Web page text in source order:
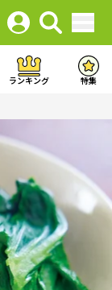
ランキング 特集